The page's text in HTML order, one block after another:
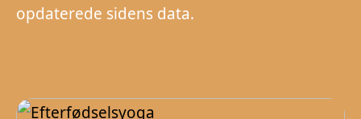
opdaterede sidens data.